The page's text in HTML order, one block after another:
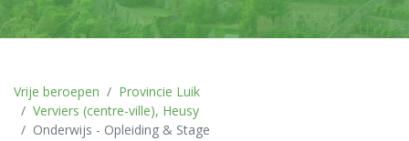
Vrije beroepen
Provincie Luik
Verviers (centre-ville), Heusy
Onderwijs - Opleiding & Stage